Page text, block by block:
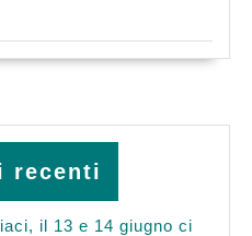
recenti
il 13 e 14 giugno ci